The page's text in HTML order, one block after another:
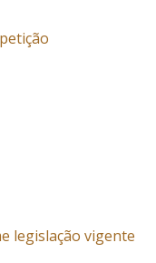
legislação vigente